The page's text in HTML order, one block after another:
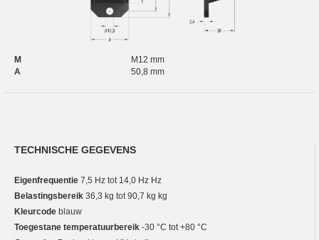
M
M12 mm
A
50,8 mm
TECHNISCHE GEGEVENS
Eigenfrequentie 7,5 Hz tot 14,0 Hz Hz
Belastingsbereik 36,3 kg tot 90,7 kg kg
Kleurcode blauw
Toegestane temperatuurbereik -30 °C tot +80 °C